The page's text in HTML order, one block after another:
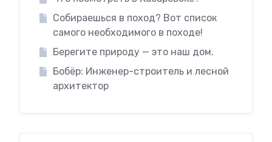
Собираешься в поход? Вот список
самого необходимого в походе!
Берегите природу — это наш дом.
Бобёр: Инженер-строитель и лесной
архитектор